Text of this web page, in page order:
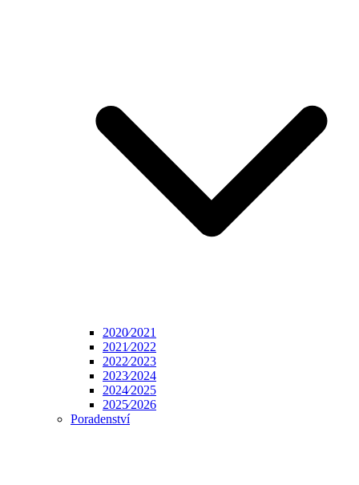
2020⁄2021
2021⁄2022
2022⁄2023
2023⁄2024
2024⁄2025
2025⁄2026
Poradenství